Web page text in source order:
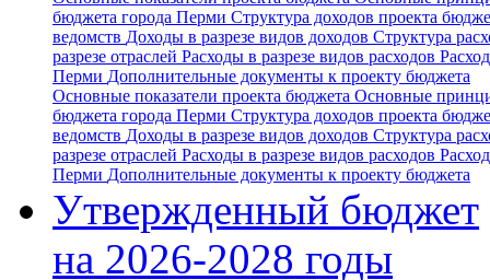
бюджета города Перми Структура доходов проекта
ведомств Доходы в разрезе видов доходов Структура
разрезе отраслей Расходы в разрезе видов расходов
Перми Дополнительные документы к проекту бюджета
Основные показатели проекта бюджета Основные
бюджета города Перми Структура доходов проекта
ведомств Доходы в разрезе видов доходов Структура
разрезе отраслей Расходы в разрезе видов расходов
Перми Дополнительные документы к проекту бюджета
Утвержденный бюджет
на 2026-2028 годы